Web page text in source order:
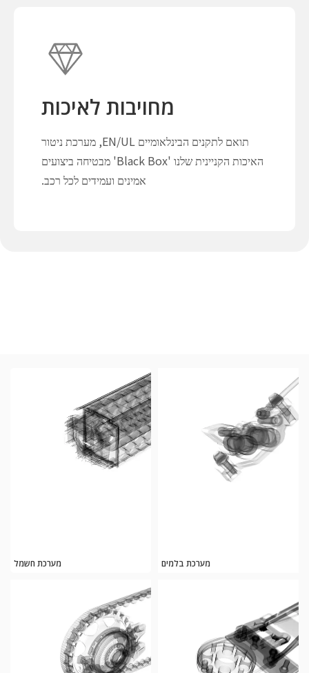
מחויבות לאיכות
תואם לתקנים הבינלאומיים EN/UL, מערכת ניטור
האיכות הקניינית שלנו 'Black Box' מבטיחה ביצועים
אמינים ועמידים לכל רכב.
מערכת חשמל מערכת בלמים